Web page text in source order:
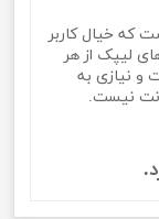
که خیال کاربر
لیپک از هر
و نیازی به
نیست.